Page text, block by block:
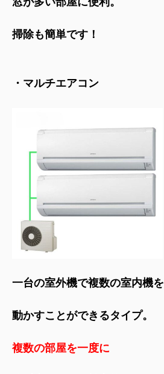
掃除も簡単です！
・マルチエアコン
一台の室外機で複数の室内機を
動かすことができるタイプ。
複数の部屋を一度に